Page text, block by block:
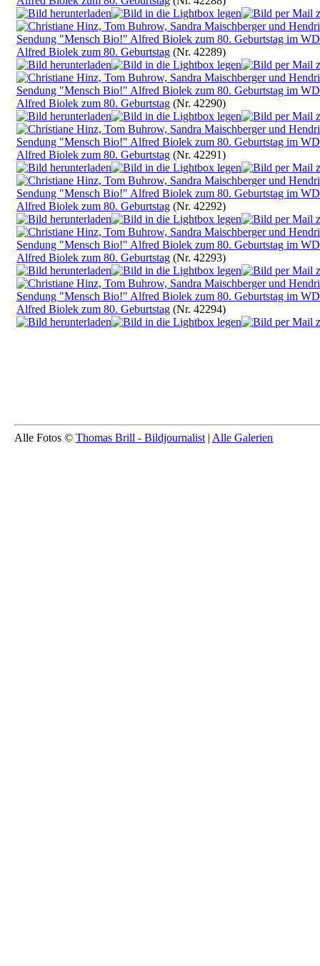
Alfred Biolek zum 80. Geburtstag (Nr. 42289)
Alfred Biolek zum 80. Geburtstag (Nr. 42290)
Alfred Biolek zum 80. Geburtstag (Nr. 42291)
Alfred Biolek zum 80. Geburtstag (Nr. 42292)
Alfred Biolek zum 80. Geburtstag (Nr. 42293)
Alfred Biolek zum 80. Geburtstag (Nr. 42294)
Alle Fotos © Thomas Brill - Bildjournalist | Alle Galerien